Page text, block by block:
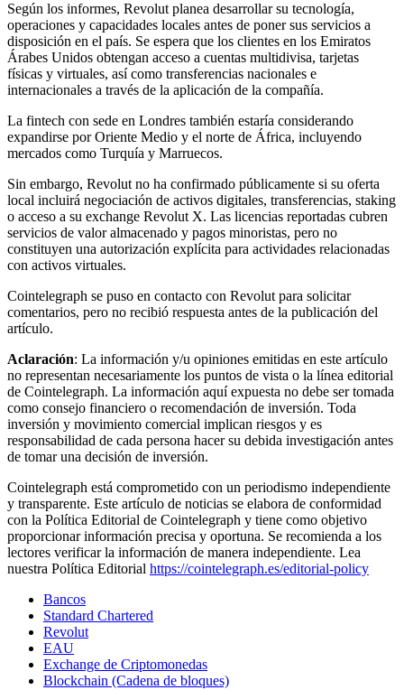
Según los informes, Revolut planea desarrollar su tecnología,
operaciones y capacidades locales antes de poner sus servicios a
disposición en el país. Se espera que los clientes en los Emiratos
Árabes Unidos obtengan acceso a cuentas multidivisa, tarjetas
físicas y virtuales, así como transferencias nacionales e
internacionales a través de la aplicación de la compañía.
La fintech con sede en Londres también estaría considerando
expandirse por Oriente Medio y el norte de África, incluyendo
mercados como Turquía y Marruecos.
Sin embargo, Revolut no ha confirmado públicamente si su oferta
local incluirá negociación de activos digitales, transferencias, staking
o acceso a su exchange Revolut X. Las licencias reportadas cubren
servicios de valor almacenado y pagos minoristas, pero no
constituyen una autorización explícita para actividades relacionadas
con activos virtuales.
Cointelegraph se puso en contacto con Revolut para solicitar
comentarios, pero no recibió respuesta antes de la publicación del
artículo.
Aclaración: La información y/u opiniones emitidas en este artículo
no representan necesariamente los puntos de vista o la línea editorial
de Cointelegraph. La información aquí expuesta no debe ser tomada
como consejo financiero o recomendación de inversión. Toda
inversión y movimiento comercial implican riesgos y es
responsabilidad de cada persona hacer su debida investigación antes
de tomar una decisión de inversión.
Cointelegraph está comprometido con un periodismo independiente
y transparente. Este artículo de noticias se elabora de conformidad
con la Política Editorial de Cointelegraph y tiene como objetivo
proporcionar información precisa y oportuna. Se recomienda a los
lectores verificar la información de manera independiente. Lea
nuestra Política Editorial https://cointelegraph.es/editorial-policy
Bancos
Standard Chartered
Revolut
EAU
Exchange de Criptomonedas
Blockchain (Cadena de bloques)